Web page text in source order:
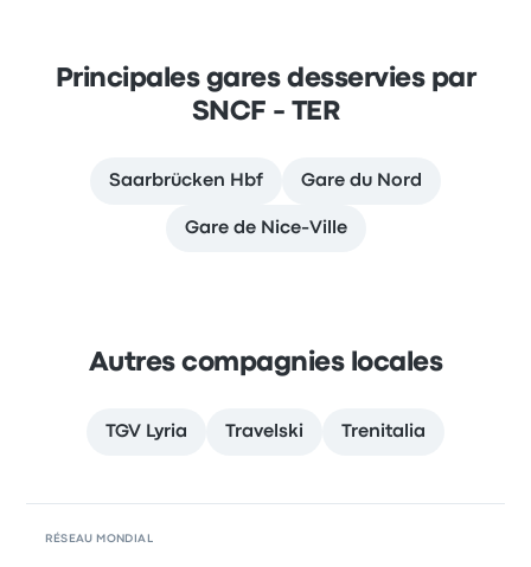
Principales gares desservies par
SNCF - TER
Saarbrücken Hbf Gare du Nord
Gare de Nice-Ville
Autres compagnies locales
TGV Lyria Travelski Trenitalia
RÉSEAU MONDIAL